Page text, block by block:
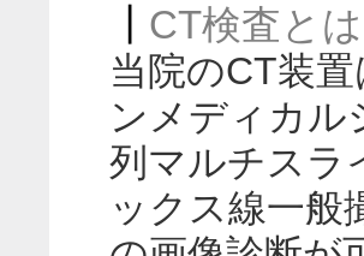
CT検査とは
当院のCT装
ンメディカル
列マルチスラ
ックス線一般